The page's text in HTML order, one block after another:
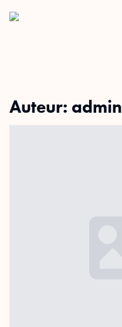
Auteur: admin